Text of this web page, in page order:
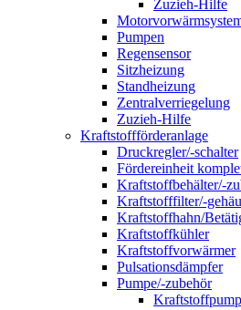
Zuzieh-Hilfe
Pumpen
Regensensor
Sitzheizung
Standheizung
Zentralverriegelung
Zuzieh-Hilfe
Kraftstoffförderanlage
Druckregler/-schalter
Fördereinheit
Kraftstoffbehälter/-
Kraftstofffilter/-
Kraftstoffhahn/
Kraftstoffkühler
Kraftstoffvorwärmer
Pulsationsdämpfer
Pumpe/-zubehör